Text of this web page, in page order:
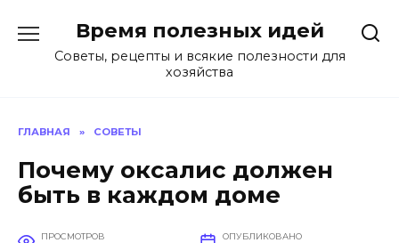
содержанию
Время полезных идей
Советы, рецепты и всякие полезности для
хозяйства
ГЛАВНАЯ » СОВЕТЫ
Почему оксалис должен
быть в каждом доме
ПРОСМОТРОВ ОПУБЛИКОВАНО